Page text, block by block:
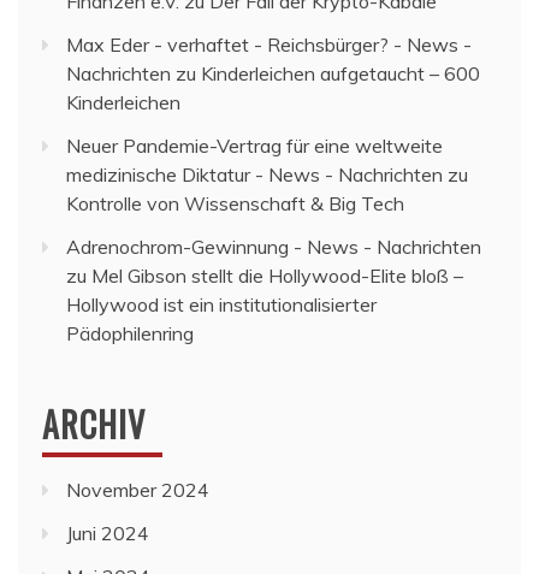
Max Eder - verhaftet - Reichsbürger? - News -
Nachrichten zu Kinderleichen aufgetaucht – 600
Kinderleichen
Neuer Pandemie-Vertrag für eine weltweite
medizinische Diktatur - News - Nachrichten zu
Kontrolle von Wissenschaft & Big Tech
Adrenochrom-Gewinnung - News - Nachrichten
zu Mel Gibson stellt die Hollywood-Elite bloß –
Hollywood ist ein institutionalisierter
Pädophilenring
ARCHIV
November 2024
Juni 2024